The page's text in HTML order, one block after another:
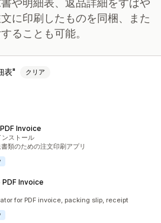
や明細表、返品詳細をすばや
に印刷したものを同梱、また
ることも可能。
表 クリア
Invoice
件
ンストール
類のための注文印刷アプリ
Invoice
for PDF invoice, packing slip, receipt